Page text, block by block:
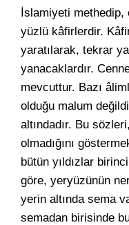
İslamiyeti methedip,
yüzlü kâfirlerdir.
yaratılarak, tekrar
yanacaklardır.
mevcuttur. Bazı
olduğu malum
altındadır. Bu
olmadığını
bütün yıldızlar
göre, yeryüzünün
yerin altında sema
semadan birisinde